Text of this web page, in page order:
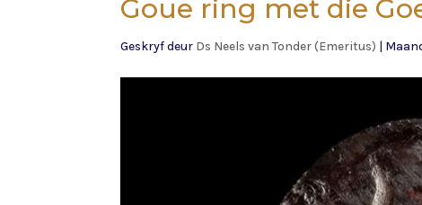
Goue ring met die
Geskryf deur Ds Neels van Tonder (Emeritus) |